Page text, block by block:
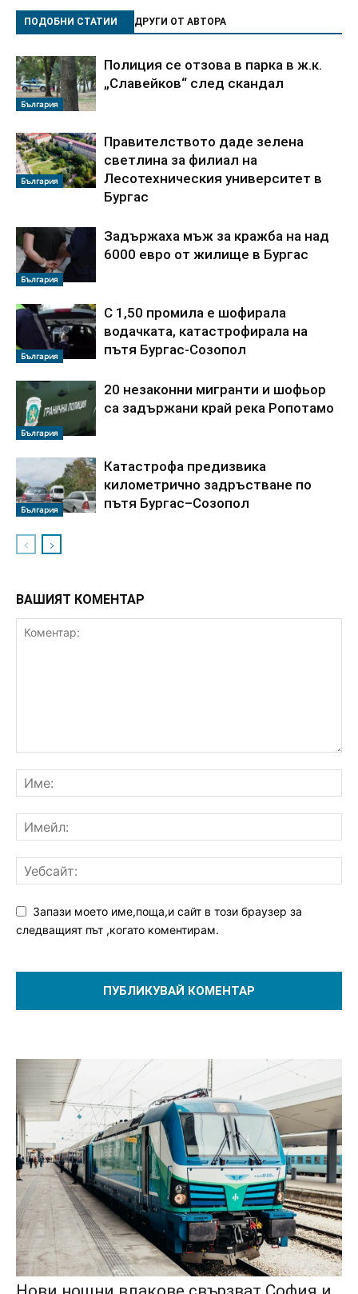
ПОДОБНИ СТАТИИ ДРУГИ ОТ АВТОРА
България
Полиция се отзова в парка в ж.к.
„Славейков“ след скандал
България
Правителството даде зелена
светлина за филиал на
Лесотехническия университет в
Бургас
България
Задържаха мъж за кражба на над
6000 евро от жилище в Бургас
България
С 1,50 промила е шофирала
водачката, катастрофирала на
пътя Бургас-Созопол
България
20 незаконни мигранти и шофьор
са задържани край река Ропотамо
България
Катастрофа предизвика
километрично задръстване по
пътя Бургас–Созопол
ВАШИЯТ КОМЕНТАР
Запази моето име,поща,и сайт в този браузер за
следващият път ,когато коментирам.